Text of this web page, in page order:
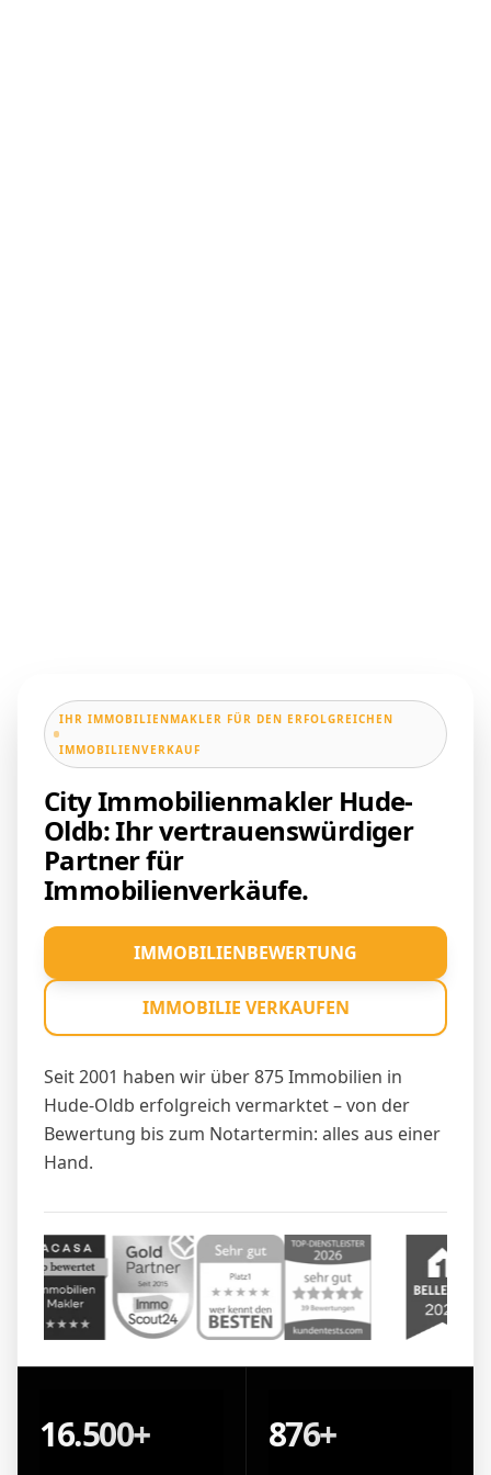
IHR IMMOBILIENMAKLER FÜR DEN ERFOLGREICHEN
IMMOBILIENVERKAUF
City Immobilienmakler Hude-
Oldb: Ihr vertrauenswürdiger
Partner für
Immobilienverkäufe.
Seit 2001 haben wir über 875 Immobilien in
Hude-Oldb erfolgreich vermarktet – von der
Bewertung bis zum Notartermin: alles aus einer
Hand.
IMMOBILIENBEWERTUNG
IMMOBILIE VERKAUFEN
16.500+ 876+